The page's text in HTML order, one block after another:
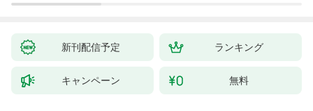
新刊配信予定 ランキング
キャンペーン 無料